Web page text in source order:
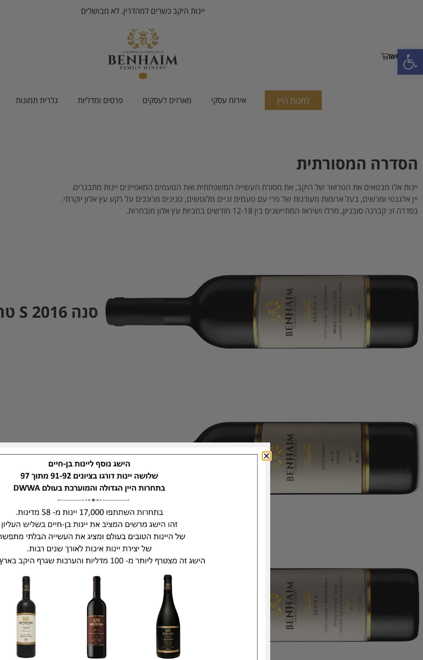
פתח סרגל נגישות
יינות היקב כשרים למהדרין. לא מבושלים
₪0.00
לחנות היין אירוח עסקי מארזים לעסקים פרסים ומדליות גלרית תמונות
הסדרה המסורתית
יינות אלו מבטאים את הטרואר של היקב, את מסורת העשייה המשפחתית ואת הטעמים המאפיינים יינות מתבגרים.
יין אלגנטי ומרשים, בעל ארומות מעודנות של פרי עם טעמים זניים מלוטשים, טנינים מרוככים על רקע עץ אלון יוקרתי.
בסדרה זו: קברנה סובניון, מרלו ושיראז המתיישנים בין 12-18 חודשים בחביות עץ אלון מובחרות.
סנה S 2016 טרדישן
שיראז טרדישן 2017
סנה טרדישן 2018